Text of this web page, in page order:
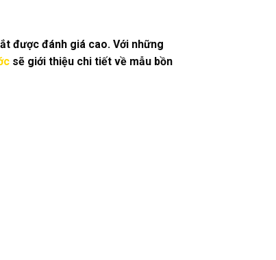
được đánh giá cao. Với những
sẽ giới thiệu chi tiết về mẫu bồn